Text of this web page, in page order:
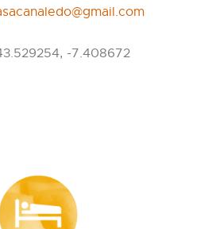
-7.408672